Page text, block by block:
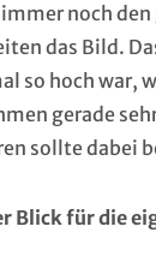
noch
das Bild.
so hoch war,
gerade
sollte dabei
Blick für die